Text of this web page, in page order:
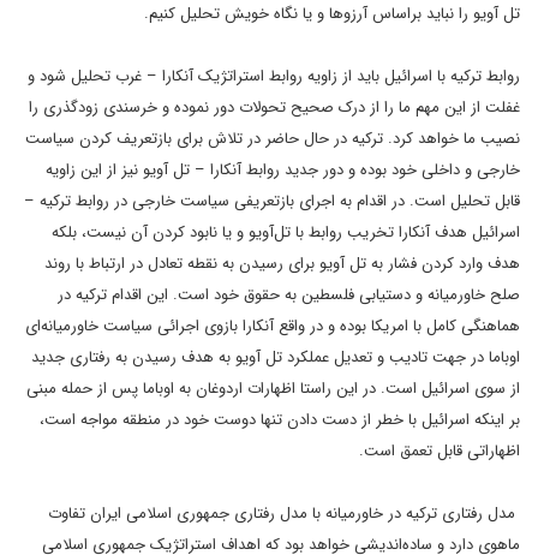
تل آویو را نباید براساس آرزوها و یا نگاه خویش تحلیل کنيم.
روابط ترکیه با اسرائیل باید از زاویه روابط استراتژیک آنکارا – غرب تحلیل شود و
غفلت از این مهم ما را از درک صحیح تحولات دور نموده و خرسندی زودگذری را
نصیب ما خواهد کرد. ترکیه در حال حاضر در تلاش برای بازتعریف کردن سیاست
خارجی و داخلی خود بوده و دور جدید روابط آنکارا – تل آویو نیز از این زاویه
قابل تحلیل است. در اقدام به اجرای بازتعریفی سیاست خارجی در روابط ترکیه –
اسرائیل هدف آنکارا تخریب روابط با تل‌آویو و یا نابود کردن آن نیست، بلکه
هدف وارد کردن فشار به تل آویو برای رسیدن به نقطه تعادل در ارتباط با روند
صلح خاورمیانه و دستیابی فلسطین به حقوق خود است. این اقدام ترکیه در
هماهنگی کامل با امریکا بوده و در واقع آنکارا بازوی اجرائی سیاست خاورمیانه‌ای
اوباما در جهت تادیب و تعدیل عملکرد تل آویو به هدف رسیدن به رفتاری جدید
از سوی اسرائیل است. در این راستا اظهارات اردوغان به اوباما پس از حمله مبنی
بر اینکه اسرائیل با خطر از دست دادن تنها دوست خود در منطقه مواجه است،
اظهاراتی قابل تعمق است.
مدل رفتاری ترکیه در خاورمیانه با مدل رفتاری جمهوری اسلامی ایران تفاوت
ماهوی دارد و ساده‌اندیشی خواهد بود که اهداف استراتژیک جمهوری اسلامی